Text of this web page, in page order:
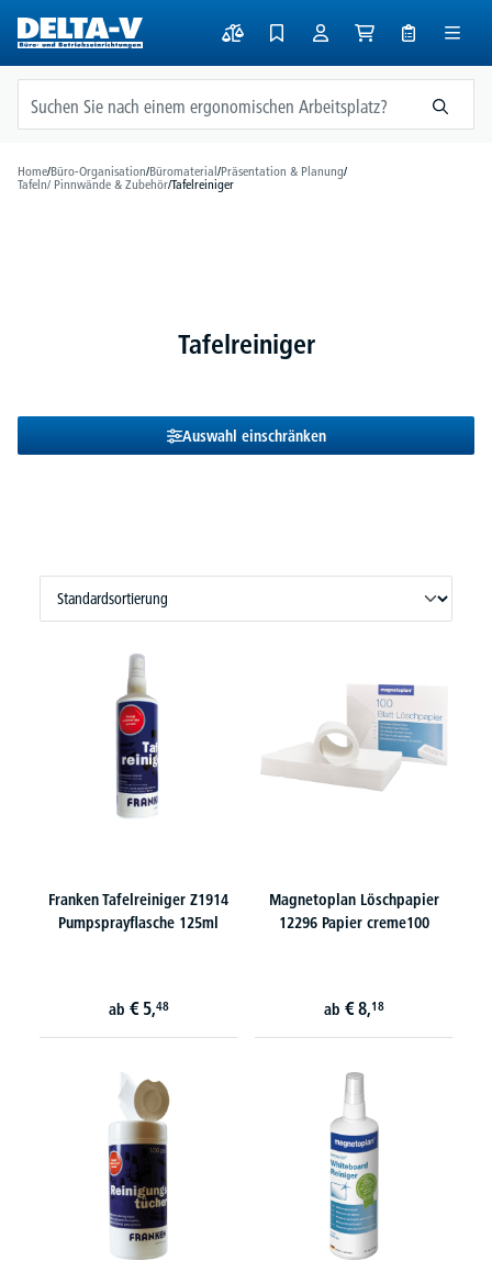
springen
Home/Büro-Organisation/Büromaterial/Präsentation & Planung/
Tafeln/ Pinnwände & Zubehör/Tafelreiniger
Tafelreiniger
Auswahl einschränken
Franken Tafelreiniger Z1914
Pumpsprayflasche 125ml
ab € 5,48
Magnetoplan Löschpapier
12296 Papier creme100
ab € 8,18